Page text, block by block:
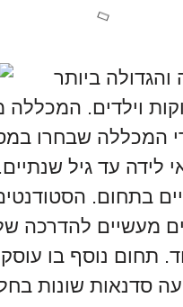
ביותר
וילדים. המכללה
המכללה שבחרו
לידה עד גיל
בתחום.
מעשיים להדרכה
תחום נוסף בו
סדנאות שונות